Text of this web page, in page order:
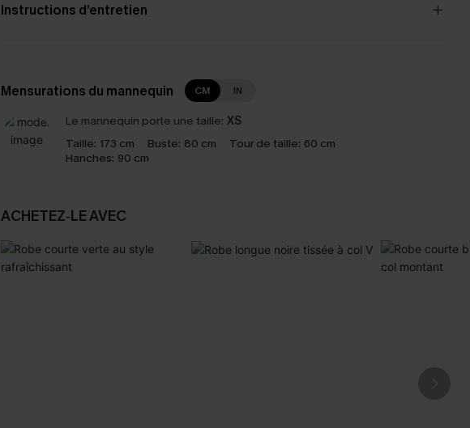
Instructions d’entretien
Mensurations du mannequin CM IN
Le mannequin porte une taille: XS
Taille: 173 cm Buste: 80 cm Tour de taille: 60 cm
Hanches: 90 cm
ACHETEZ‑LE AVEC